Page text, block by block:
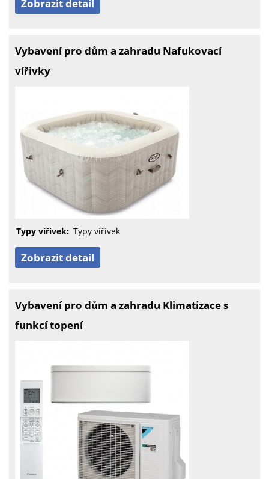
Zobrazit detail
Vybavení pro dům a zahradu Nafukovací
vířivky
Typy vířivek: Typy vířivek
Zobrazit detail
Vybavení pro dům a zahradu Klimatizace s
funkcí topení